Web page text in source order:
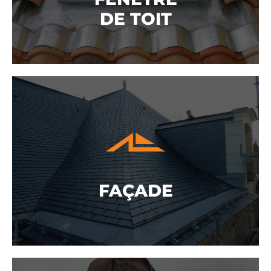
DE TOIT
FENÊTRE
DE TOIT
DÉCOUVRIR
FAÇADE